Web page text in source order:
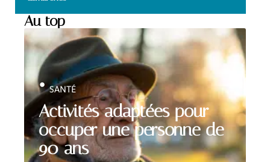
Au top
Activités adaptées pour
occuper une personne de
90 ans
SANTÉ